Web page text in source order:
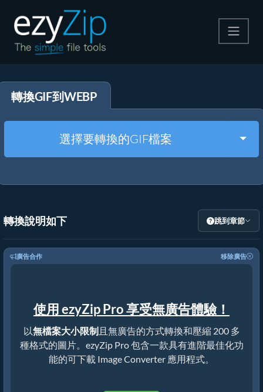
解壓縮
其他工具
轉換GIF到WEBP
選擇要轉換的GIF檔案
轉換說明如下 跳到章節
廣告合作 移除廣告
使用 ezyZip Pro 享受無廣告體驗！
以無檔案大小限制且無廣告的方式轉換和壓縮 200 多
種格式的圖片。ezyZip Pro 包含一款具有進階最佳化功
能的可下載 Image Converter 應用程式。